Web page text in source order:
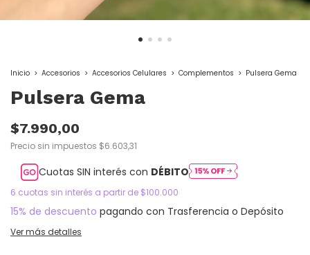
Inicio > Accesorios > Accesorios Celulares > Complementos > Pulsera Gema
Pulsera Gema
$7.990,00
Precio sin impuestos $6.603,31
Cuotas SIN interés con DÉBITO
15% de descuento pagando con Trasferencia o Depósito
Ver más detalles